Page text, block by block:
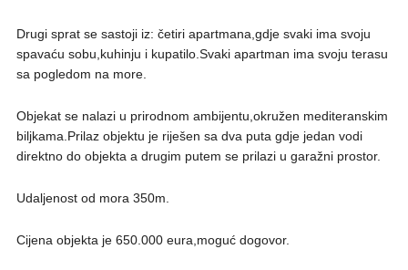
Drugi sprat se sastoji iz: četiri apartmana,gdje svaki ima svoju
spavaću sobu,kuhinju i kupatilo.Svaki apartman ima svoju terasu
sa pogledom na more.
Objekat se nalazi u prirodnom ambijentu,okružen mediteranskim
biljkama.Prilaz objektu je riješen sa dva puta gdje jedan vodi
direktno do objekta a drugim putem se prilazi u garažni prostor.
Udaljenost od mora 350m.
Cijena objekta je 650.000 eura,moguć dogovor.